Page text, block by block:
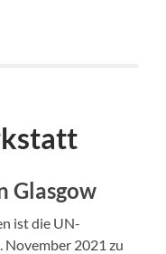
Glasgow
ist die UN-
November 2021 zu